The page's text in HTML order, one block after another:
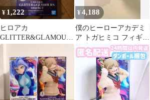
¥ 1,222
ヒロアカ
GLITTER&GLAMOUR
S -HIMIKO TOGA-Ⅱ
¥4,188
僕のヒーローアカデミ
ア トガヒミコ フィギュ
ア